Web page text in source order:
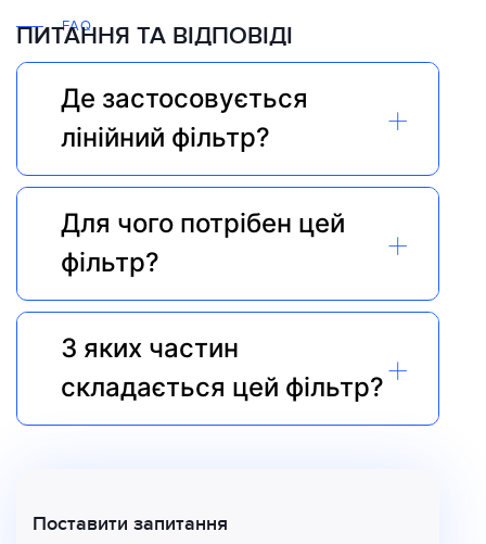
FAQ
ПИТАННЯ ТА ВІДПОВІДІ
Де застосовується
лінійний фільтр?
+
Для чого потрібен цей
фільтр?
+
З яких частин
складається цей фільтр?+
Поставити запитання